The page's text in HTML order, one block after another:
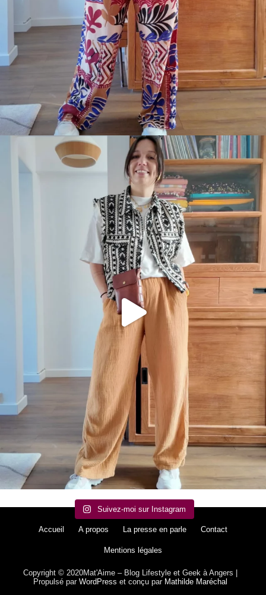
Suivez-moi sur Instagram
Accueil A propos La presse en parle Contact
Mentions légales
Copyright © 2020Mat'Aime – Blog Lifestyle et Geek à Angers |
Propulsé par WordPress et conçu par Mathilde Maréchal